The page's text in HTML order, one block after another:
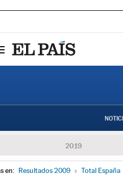
2019
en: Resultados 2009 » Total España